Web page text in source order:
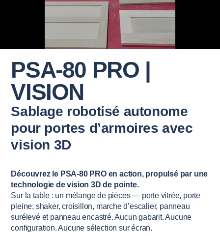
PSA-80 PRO |
VISION
Sablage robotisé autonome
pour portes d’armoires avec
vision 3D
Découvrez le PSA-80 PRO en action, propulsé par une
technologie de vision 3D de pointe.
Sur la table : un mélange de pièces — porte vitrée, porte
pleine, shaker, croisillon, marche d’escalier, panneau
surélevé et panneau encastré. Aucun gabarit. Aucune
configuration. Aucune sélection sur écran.